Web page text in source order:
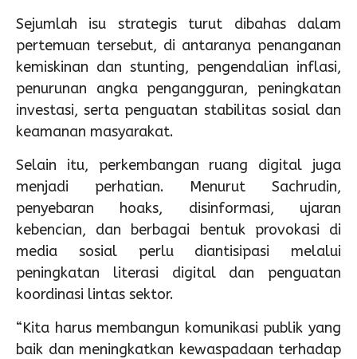
Sejumlah isu strategis turut dibahas dalam
pertemuan tersebut, di antaranya penanganan
kemiskinan dan stunting, pengendalian inflasi,
penurunan angka pengangguran, peningkatan
investasi, serta penguatan stabilitas sosial dan
keamanan masyarakat.
Selain itu, perkembangan ruang digital juga
menjadi perhatian. Menurut Sachrudin,
penyebaran hoaks, disinformasi, ujaran
kebencian, dan berbagai bentuk provokasi di
media sosial perlu diantisipasi melalui
peningkatan literasi digital dan penguatan
koordinasi lintas sektor.
“Kita harus membangun komunikasi publik yang
baik dan meningkatkan kewaspadaan terhadap